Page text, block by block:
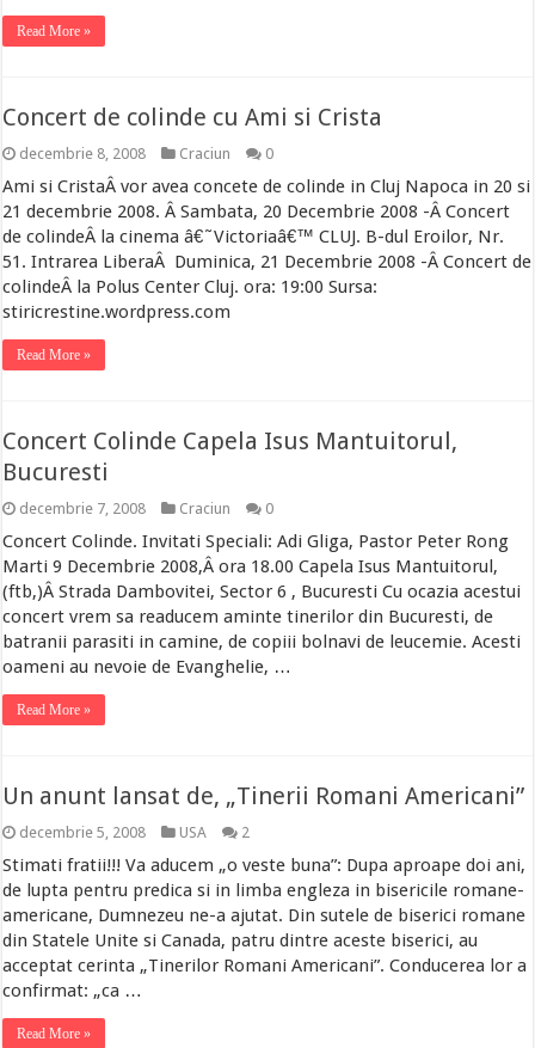
Read More »
Concert de colinde cu Ami si Crista
decembrie 8, 2008 Craciun 0
Ami si CristaÂ vor avea concete de colinde in Cluj Napoca in 20 si
21 decembrie 2008. Â Sambata, 20 Decembrie 2008 -Â Concert
de colindeÂ la cinema â€˜Victoriaâ€™ CLUJ. B-dul Eroilor, Nr.
51. Intrarea LiberaÂ Duminica, 21 Decembrie 2008 -Â Concert de
colindeÂ la Polus Center Cluj. ora: 19:00 Sursa:
stiricrestine.wordpress.com
Read More »
Concert Colinde Capela Isus Mantuitorul,
Bucuresti
decembrie 7, 2008 Craciun 0
Concert Colinde. Invitati Speciali: Adi Gliga, Pastor Peter Rong
Marti 9 Decembrie 2008,Â ora 18.00 Capela Isus Mantuitorul,
(ftb,)Â Strada Dambovitei, Sector 6 , Bucuresti Cu ocazia acestui
concert vrem sa readucem aminte tinerilor din Bucuresti, de
batranii parasiti in camine, de copiii bolnavi de leucemie. Acesti
oameni au nevoie de Evanghelie, …
Read More »
Un anunt lansat de, „Tinerii Romani Americani”
decembrie 5, 2008 USA 2
Stimati fratii!!! Va aducem „o veste buna”: Dupa aproape doi ani,
de lupta pentru predica si in limba engleza in bisericile romane-
americane, Dumnezeu ne-a ajutat. Din sutele de biserici romane
din Statele Unite si Canada, patru dintre aceste biserici, au
acceptat cerinta „Tinerilor Romani Americani”. Conducerea lor a
confirmat: „ca …
Read More »